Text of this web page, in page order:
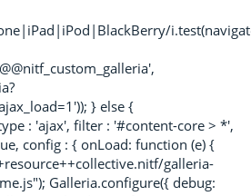
} else {
: 'ajax', filter : '#content-core > *',
config : { onLoad: function (e) {
galleria-
Galleria.configure({ debug: